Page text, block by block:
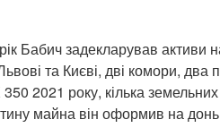
Бабич задекларував активи
та Києві, дві комори, два
2021 року, кілька земельних
майна він оформив на